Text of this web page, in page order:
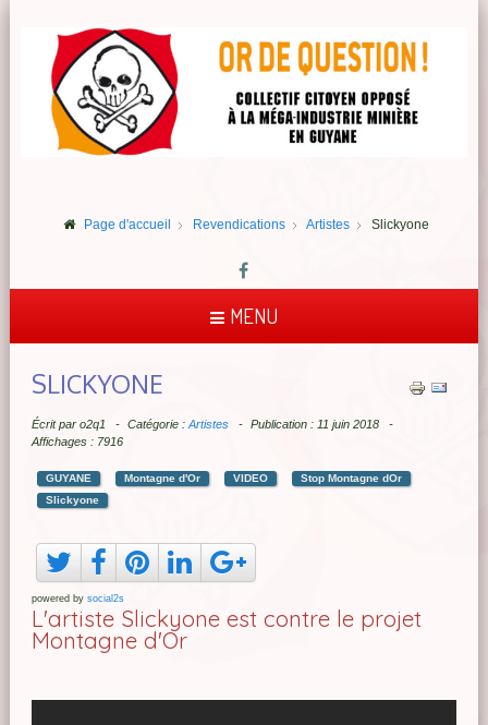
Page d'accueil Revendications Artistes Slickyone
MENU
SLICKYONE
Écrit par o2q1 Catégorie : Artistes
Publication : 11 juin 2018
Affichages : 7916
GUYANE Montagne d'Or VIDEO
Stop Montagne dOr
Slickyone
powered by social2s
L'artiste Slickyone est contre le projet
Montagne d'Or